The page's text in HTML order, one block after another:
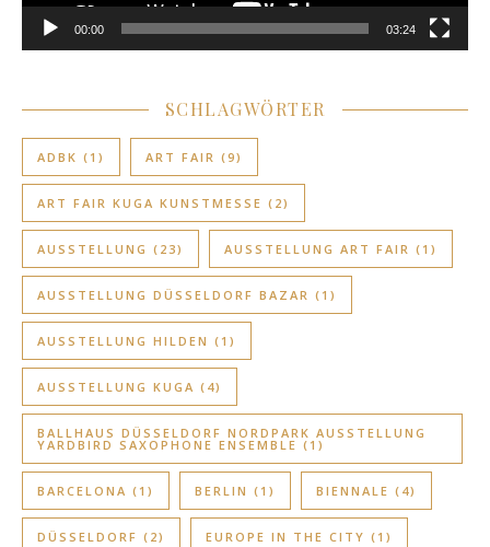
00:00 03:24
SCHLAGWÖRTER
ADBK (1) ART FAIR (9)
ART FAIR KUGA KUNSTMESSE (2)
AUSSTELLUNG (23) AUSSTELLUNG ART FAIR (1)
AUSSTELLUNG DÜSSELDORF BAZAR (1)
AUSSTELLUNG HILDEN (1)
AUSSTELLUNG KUGA (4)
BALLHAUS DÜSSELDORF NORDPARK AUSSTELLUNG
YARDBIRD SAXOPHONE ENSEMBLE (1)
BARCELONA (1) BERLIN (1) BIENNALE (4)
DÜSSELDORF (2) EUROPE IN THE CITY (1)